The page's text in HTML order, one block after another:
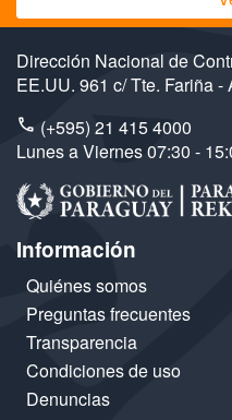
Dirección Nacional de
EE.UU. 961 c/ Tte. Fariña
(+595) 21 415 4000
Lunes a Viernes 07:30 -
Información
Quiénes somos
Preguntas frecuentes
Transparencia
Condiciones de uso
Denuncias